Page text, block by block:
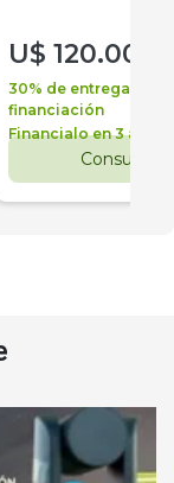
U$ 120.000
30% de entrega +
financiación
Financialo en 3 años
Consultar